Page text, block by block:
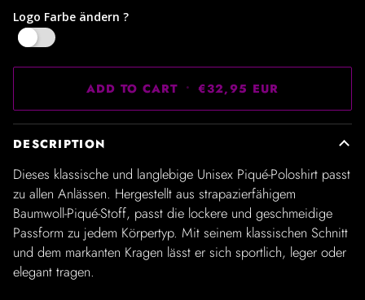
Logo Farbe ändern ?
ADD TO CART • €32,95 EUR
DESCRIPTION
Dieses klassische und langlebige Unisex Piqué-Poloshirt passt
zu allen Anlässen. Hergestellt aus strapazierfähigem
Baumwoll-Piqué-Stoff, passt die lockere und geschmeidige
Passform zu jedem Körpertyp. Mit seinem klassischen Schnitt
und dem markanten Kragen lässt er sich sportlich, leger oder
elegant tragen.